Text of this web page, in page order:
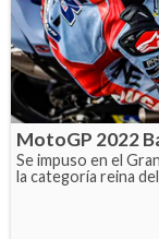
MotoGP 2022
Se impuso en el
la categoría reina